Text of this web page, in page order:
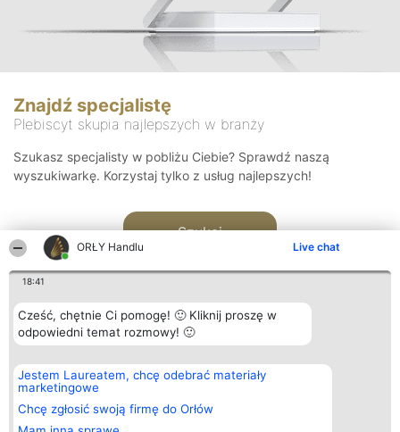
ORŁY Handlu Live chat
18:41
Cześć, chętnie Ci pomogę! 🙂 Kliknij proszę w
odpowiedni temat rozmowy! 🙂
Jestem Laureatem, chcę odebrać materiały
marketingowe
Chcę zgłosić swoją firmę do Orłów
Znajdź specjalistę
Plebiscyt skupia najlepszych w branży
Szukasz specjalisty w pobliżu Ciebie? Sprawdź naszą
wyszukiwarkę. Korzystaj tylko z usług najlepszych!
Szukaj
Organizator plebiscytu
Bright Side Solutions sp. z o.
o. sp. k.
ul. Ruska 22
Wrocław 50-079
KRS 0000749100 | Regon
Plebiscyt
Laureaci
wszystkich
Laureatów
Kontakt
Kontakt